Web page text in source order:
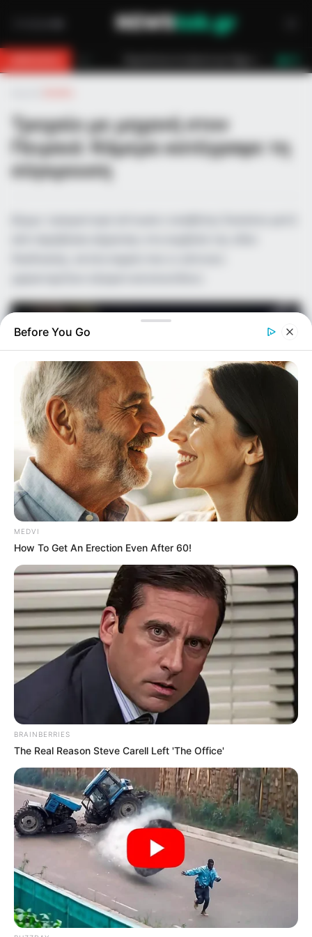
Τροχαίο με μηχανή στον
Πειραιά: Κάμερα κατέγραψε τη
σύγκρουση
NT Επιμέλεια
Σωτήρης Μπαρσάκης
20/05/2026, 19:57 · 7:57 ΜΜ
Τελευταία ενημέρωση
20/05/2026, 19:57 · 7:57 ΜΜ
Ελλάδα
Κοινοποίησε άρθρο
newstok.grστην Google
Ανακαλύψτε περισσότερα άρθρα στα αποτελέσματα
Before You Go
MEDVI
How To Get An Erection Even After 60!
BRAINBERRIES
The Real Reason Steve Carell Left 'The Office'